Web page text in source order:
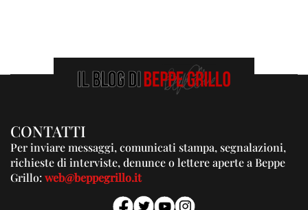
CONTATTI
Per inviare messaggi, comunicati stampa, segnalazioni,
richieste di interviste, denunce o lettere aperte a Beppe
Grillo:web@beppegrillo.it